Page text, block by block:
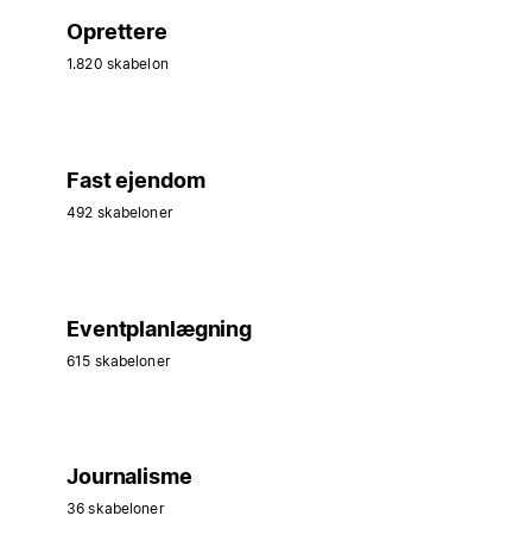
Oprettere
1.820 skabelon
Fast ejendom
492 skabeloner
Eventplanlægning
615 skabeloner
Journalisme
36 skabeloner